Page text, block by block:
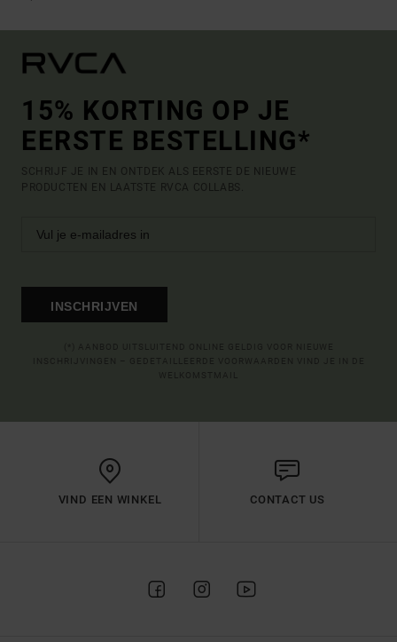
15% KORTING OP JE
EERSTE BESTELLING*
SCHRIJF JE IN EN ONTDEK ALS EERSTE DE NIEUWE
PRODUCTEN EN LAATSTE RVCA COLLABS.
INSCHRIJVEN
VIND EEN WINKEL CONTACT US